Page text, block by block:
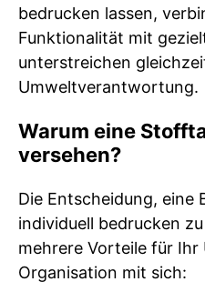
bedrucken lassen,
Funktionalität mit
unterstreichen
Umweltverantwortung.
Warum eine
versehen?
Die Entscheidung, eine
individuell bedrucken
mehrere Vorteile für
Organisation mit sich: